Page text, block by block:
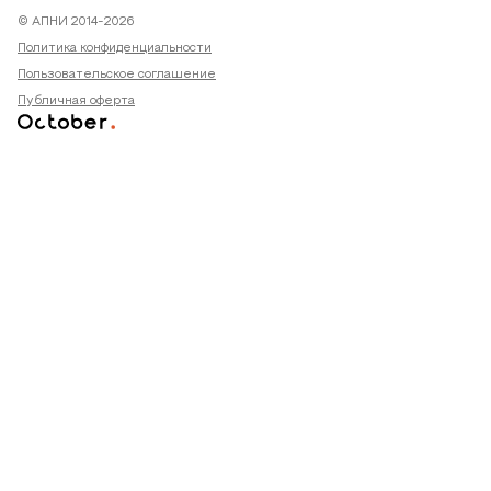
© АПНИ 2014-2026
Политика конфиденциальности
Пользовательское соглашение
Публичная оферта